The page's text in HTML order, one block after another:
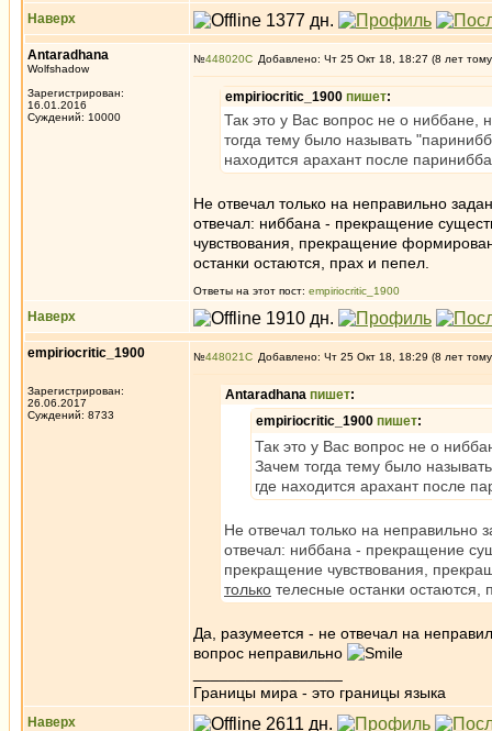
Наверх
Antaradhana
Wolfshadow
Зарегистрирован:
16.01.2016
Суждений: 10000
№448020 Добавлено: Чт 25 Окт 18, 18:27 (8 лет
empiriocritic_1900 пишет:
Так это у Вас вопрос не о ниббане,
тогда тему было называть
находится арахант после
Не отвечал только на неправильно
отвечал: ниббана - прекращение
чувствования, прекращение
останки остаются, прах и пепел.
Ответы на этот пост: empiriocritic_1900
Наверх
empiriocritic_1900
Зарегистрирован:
26.06.2017
Суждений: 8733
№448021 Добавлено: Чт 25 Окт 18, 18:29 (8 лет
Antaradhana пишет:
empiriocritic_1900 пишет:
Так это у Вас вопрос не о
Зачем тогда тему было
где находится арахант после
Не отвечал только на
отвечал: ниббана - прекращение
прекращение чувствования,
только телесные останки остаются,
Да, разумеется - не отвечал на
вопрос неправильно
Границы мира - это границы языка
Наверх